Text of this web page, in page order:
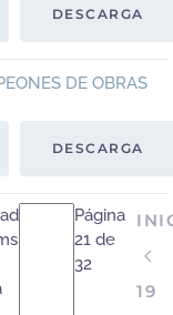
DESCARGA
DE OBRAS
DESCARGA
Página
21 de
32
19